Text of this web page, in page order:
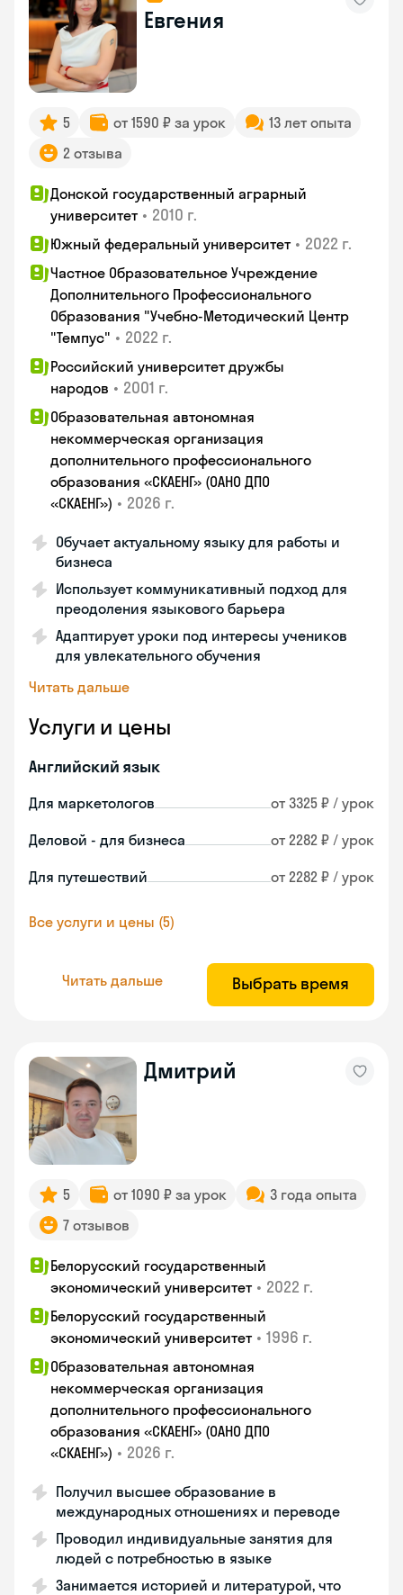
Евгения
5 от 1590 ₽ за урок
13 лет опыта
2 отзыва
Донской государственный аграрный
университет • 2010 г.
Южный федеральный университет • 2022 г.
Частное Образовательное Учреждение
Дополнительного Профессионального
Образования "Учебно-Методический Центр
"Темпус" • 2022 г.
Российский университет дружбы
народов • 2001 г.
Образовательная автономная
некоммерческая организация
дополнительного профессионального
образования «СКАЕНГ» (ОАНО ДПО
«СКАЕНГ») • 2026 г.
Обучает актуальному языку для работы и
бизнеса
Использует коммуникативный подход для
преодоления языкового барьера
Адаптирует уроки под интересы учеников
для увлекательного обучения
Читать дальше
Услуги и цены
Английский язык
Для маркетологов от 3325 ₽ / урок
Деловой - для бизнеса от 2282 ₽ / урок
Для путешествий от 2282 ₽ / урок
Все услуги и цены (5)
Читать дальше Выбрать время
Дмитрий
5 от 1090 ₽ за урок
3 года опыта
7 отзывов
Белорусский государственный
экономический университет • 2022 г.
Белорусский государственный
экономический университет • 1996 г.
Образовательная автономная
некоммерческая организация
дополнительного профессионального
образования «СКАЕНГ» (ОАНО ДПО
«СКАЕНГ») • 2026 г.
Получил высшее образование в
международных отношениях и переводе
Проводил индивидуальные занятия для
людей с потребностью в языке
Занимается историей и литературой, что